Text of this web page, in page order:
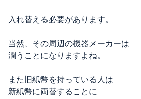
入れ替える必要があります。
当然、その周辺の機器メーカーは
潤うことになりますよね。
また旧紙幣を持っている人は
新紙幣に両替することに